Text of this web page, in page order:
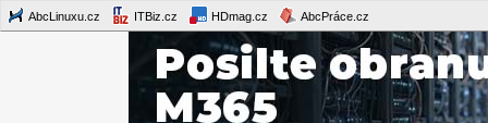
AbcLinuxu.cz ITBiz.cz HDmag.cz AbcPráce.cz